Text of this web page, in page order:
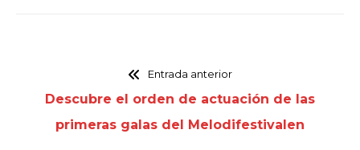
Entrada anterior
Descubre el orden de actuación de las
primeras galas del Melodifestivalen